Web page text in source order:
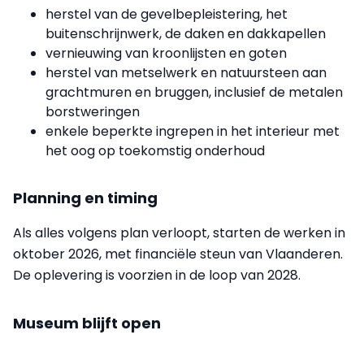
herstel van de gevelbepleistering, het
buitenschrijnwerk, de daken en dakkapellen
vernieuwing van kroonlijsten en goten
herstel van metselwerk en natuursteen aan
grachtmuren en bruggen, inclusief de metalen
borstweringen
enkele beperkte ingrepen in het interieur met
het oog op toekomstig onderhoud
Planning en timing
Als alles volgens plan verloopt, starten de werken in
oktober 2026, met financiële steun van Vlaanderen.
De oplevering is voorzien in de loop van 2028.
Museum blijft open